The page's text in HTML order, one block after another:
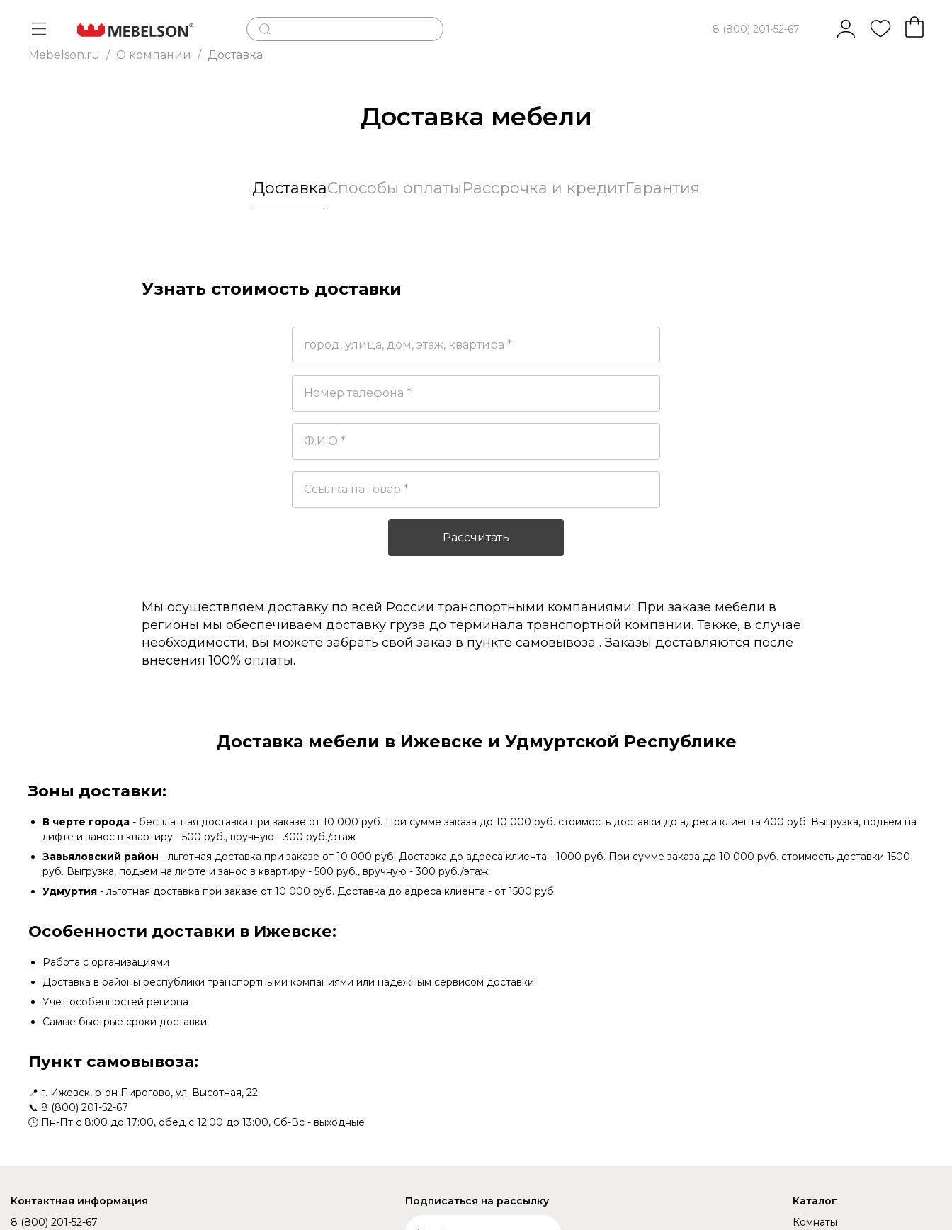
8 (800) 201-52-67
Mebelson.ru / О компании / Доставка
Доставка мебели
ДоставкаСпособы оплатыРассрочка и кредитГарантия
Узнать стоимость доставки
Мы осуществляем доставку по всей России транспортными компаниями. При заказе мебели в
регионы мы обеспечиваем доставку груза до терминала транспортной компании. Также, в случае
необходимости, вы можете забрать свой заказ в пункте самовывоза . Заказы доставляются после
внесения 100% оплаты.
Доставка мебели в Ижевске и Удмуртской Республике
Зоны доставки:
В черте города - бесплатная доставка при заказе от 10 000 руб. При сумме заказа до 10 000 руб. стоимость доставки до адреса клиента 400 руб. Выгрузка, подьем на
лифте и занос в квартиру - 500 руб., вручную - 300 руб./этаж
Завьяловский район - льготная доставка при заказе от 10 000 руб. Доставка до адреса клиента - 1000 руб. При сумме заказа до 10 000 руб. стоимость доставки 1500
руб. Выгрузка, подьем на лифте и занос в квартиру - 500 руб., вручную - 300 руб./этаж
Удмуртия - льготная доставка при заказе от 10 000 руб. Доставка до адреса клиента - от 1500 руб.
Особенности доставки в Ижевске:
Работа с организациями
Доставка в районы республики транспортными компаниями или надежным сервисом доставки
Учет особенностей региона
Самые быстрые сроки доставки
Пункт самовывоза:
📍 г. Ижевск, р-он Пирогово, ул. Высотная, 22
📞 8 (800) 201-52-67
🕒 Пн-Пт с 8:00 до 17:00, обед с 12:00 до 13:00, Сб-Вс - выходные
Контактная информация
8 (800) 201-52-67
Подписаться на рассылку
Каталог
Комнаты